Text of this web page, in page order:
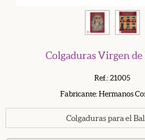
Colgaduras Virgen de
Ref.: 21005
Fabricante: Hermanos
Colgaduras para el